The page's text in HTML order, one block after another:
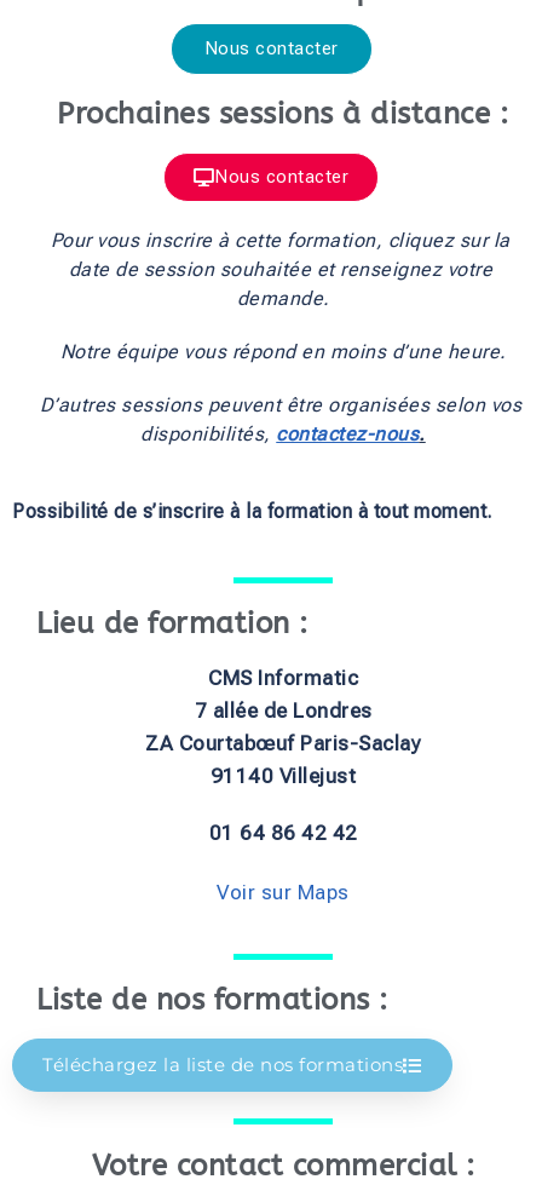
Nous contacter
Prochaines sessions à distance :
Nous contacter
Pour vous inscrire à cette formation, cliquez sur la
date de session souhaitée et renseignez votre
demande.
Notre équipe vous répond en moins d’une heure.
D’autres sessions peuvent être organisées selon vos
disponibilités, contactez-nous.
Possibilité de s’inscrire à la formation à tout moment.
Lieu de formation :
CMS Informatic
7 allée de Londres
ZA Courtabœuf Paris-Saclay
91140 Villejust
01 64 86 42 42
Voir sur Maps
Liste de nos formations :
Téléchargez la liste de nos formations
Votre contact commercial :